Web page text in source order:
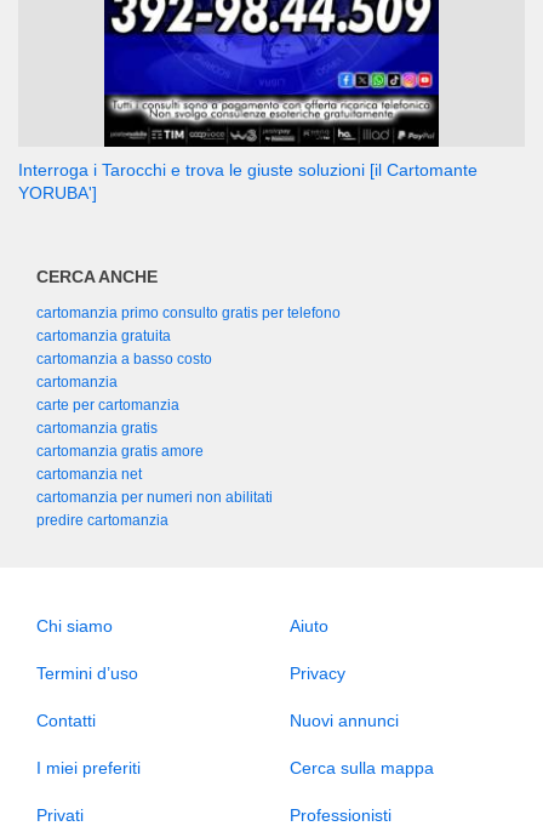
Interroga i Tarocchi e trova le giuste soluzioni [il Cartomante
YORUBA']
CERCA ANCHE
cartomanzia primo consulto gratis per telefono
cartomanzia gratuita
cartomanzia a basso costo
cartomanzia
carte per cartomanzia
cartomanzia gratis
cartomanzia gratis amore
cartomanzia net
cartomanzia per numeri non abilitati
predire cartomanzia
Chi siamo Aiuto
Termini d’uso Privacy
Contatti Nuovi annunci
I miei preferiti Cerca sulla mappa
Privati Professionisti